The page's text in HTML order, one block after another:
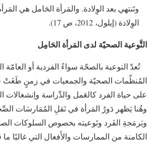
وتَنتهي بعد الوِلادة. والمَرأة الحَامل هي
الوِلادة (إيلول، 2012، ص 17).
التَّوعية الصحيّة لدى المَرأة الحَامِل
تُعدّ التوعية بالصحّة سواءً الفردية أو العامّة
المُنظّمات الصحيّة والجمعيات في زمنٍ طَغَتْ
على حياة الفرد كالعَمل والدِّراسة واِنشغالات
وهُنا يَظهر دَورُ المَرأة في نَقلِ المُمَارسَات
وبَرمَجةِ الفَرد وتَوعيته بخصوص السلوكات
الكامنة من الممارسات والأَفعال التي غالبًا ما